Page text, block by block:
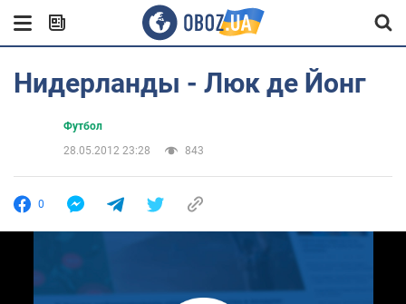
Нидерланды - Люк де Йонг
Футбол
28.05.2012 23:28
843
0